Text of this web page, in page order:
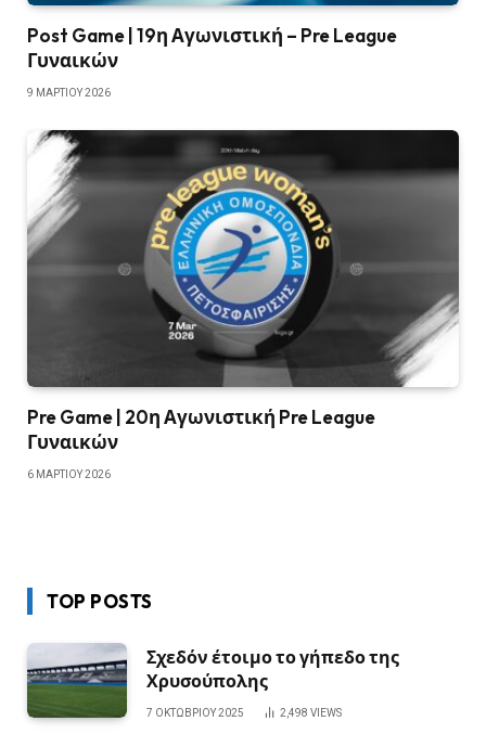
Post Game | 19η Αγωνιστική – Pre League
Γυναικών
9 ΜΑΡΤΊΟΥ 2026
Pre Game | 20η Αγωνιστική Pre League
Γυναικών
6 ΜΑΡΤΊΟΥ 2026
TOP POSTS
Σχεδόν έτοιμο το γήπεδο της
Χρυσούπολης
7 ΟΚΤΩΒΡΊΟΥ 2025 2,498 VIEWS